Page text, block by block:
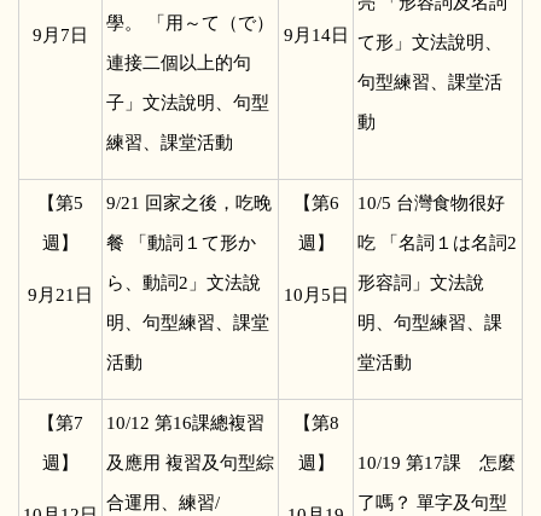
9 月7日
學。 「用～て（で）
連接二個以上的句
子」文法說明、句型
練習、課堂活動
9 月14日 て形」文法說明、
句型練習、課堂活
動
【第5
週】
9 月21日
9/21 回家之後，吃晚
餐 「動詞１て形か
ら、動詞2」文法說
明、句型練習、課堂
活動
【第6
週】
10 月5日
10/5 台灣食物很好
吃 「名詞１は名詞2
形容詞」文法說
明、句型練習、課
堂活動
【第7
週】
10/12 第16課總複習
及應用 複習及句型綜
合運用、練習/
【第8
週】 10/19 第17課 怎麼
了嗎？ 單字及句型